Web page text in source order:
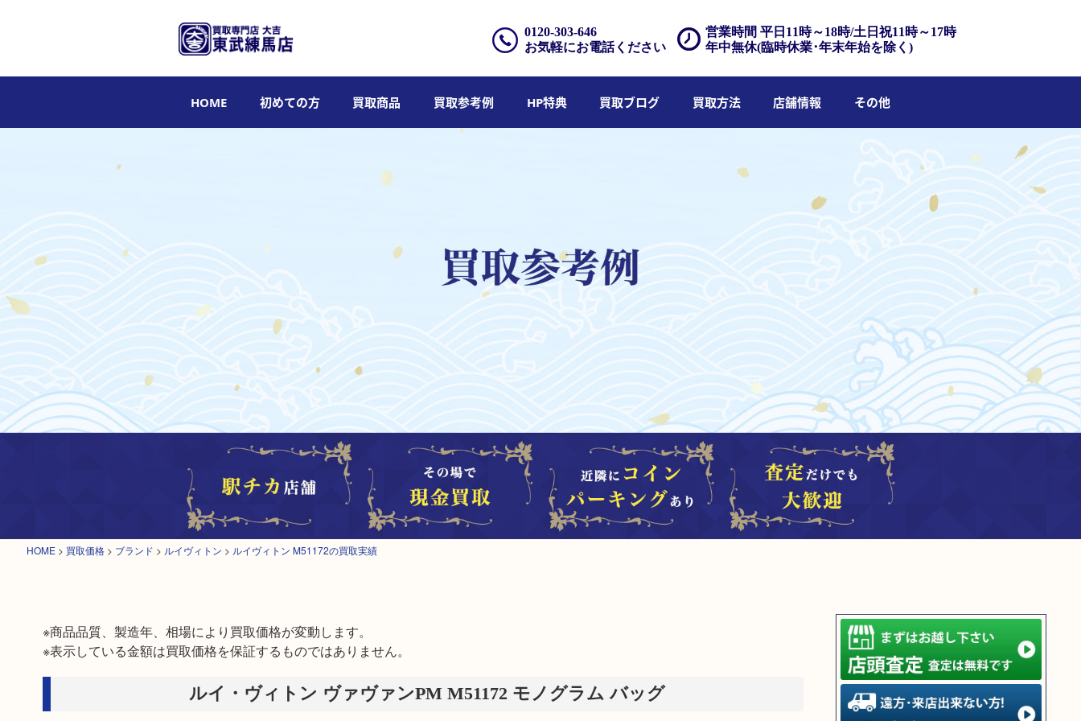
営業時間 平日11時～18時/土日祝11時～17時
年中無休(臨時休業･年末年始を除く)
0120-303-646
お気軽にお電話ください
HOME 初めての方 買取商品 買取参考例 HP特典 買取ブログ 買取方法 店舗情報 その他
HOME > 買取価格 > ブランド > ルイヴィトン > ルイヴィトン M51172の買取実績
※商品品質、製造年、相場により買取価格が変動します。
※表示している金額は買取価格を保証するものではありません。
ルイ・ヴィトン ヴァヴァンPM M51172 モノグラム バッグ